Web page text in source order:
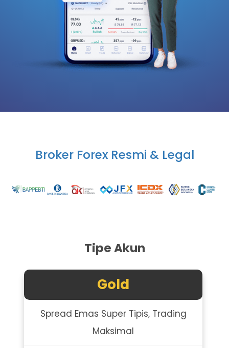
Broker Forex Resmi & Legal
Tipe Akun
Gold
Spread Emas Super Tipis, Trading
Maksimal